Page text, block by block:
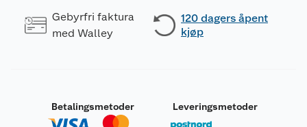
Gebyrfri faktura
med Walley
120 dagers åpent
kjøp
Betalingsmetoder Leveringsmetoder